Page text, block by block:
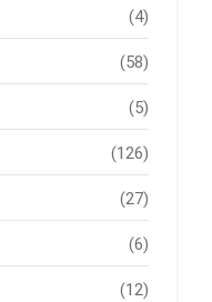
(4)
(58)
(5)
(126)
(27)
(6)
(12)